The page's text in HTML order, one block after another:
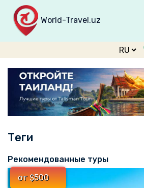
World-Travel.uz
Главная
Направления
Туры
Тур. фирмы
Табло прилета
Войти
Теги
Рекомендованные туры
от $500